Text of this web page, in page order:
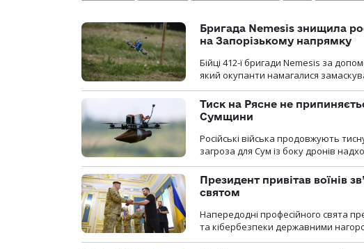
Бригада Nemesis знищила
на Запорізькому напрямку
Бійці 412-ї бригади Nemesis за
який окупанти намагалися
Тиск на Рясне не
Сумщини
Російські війська продовжують
загроза для Сум із боку дронів
Президент привітав воїнів
святом
Напередодні професійного свята
та кібербезпеки державними